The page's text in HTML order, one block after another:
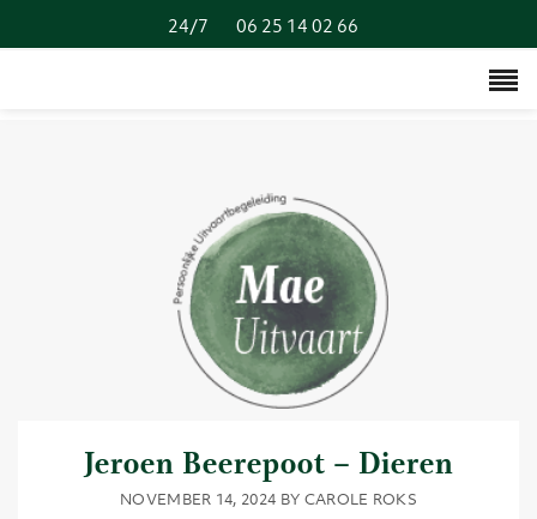
24/7 06 25 14 02 66
Jeroen Beerepoot – Dieren
NOVEMBER 14, 2024 BY CAROLE ROKS